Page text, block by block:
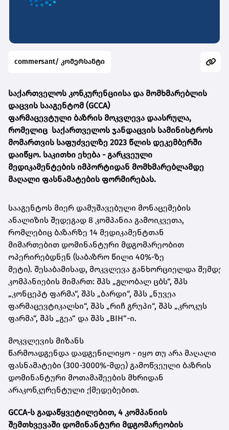
commersant/ კომერსანტი
საქართველოს კონკურენციისა და მომხმარებლის
დაცვის სააგენტომ (GCCA)
ფარმაცევტული ბაზრის მოკვლევა დაასრულა,
რომელიც საქართველოს ჯანდაცვის სამინისტროს
მომართვის საფუძველზე 2023 წლის დეკემბერში
დაიწყო. საკითხი ეხება - გარკვეული
მედიკამენტების იმპორტიდან მომხმარებლამდე
მაღალი ფასნამატების ფორმირებას.
სააგენტოს მიერ დამუშავებული მონაცემების
ანალიზის შედეგად 8 კომპანია გამოიკვეთა,
რომლებიც ბაზარზე 14 მედიკამენტთან
მიმართებით დომინანტური მდგომარეობით
ოპერირებდნენ (საბაზრო წილი 40%-ზე
მეტი). შესაბამისად, მოკვლევა განხორციელდა
კომპანიების მიმართ: შპს „გლობალ ცბს“, შპს
„კონცეპტ ფარმა“, შპს „ბარდი“, შპს „ნუვეა
ფარმაცევტიკალსი“, შპს „რიჩ გრუპი“, შპს „კროკუს
ფარმა“, შპს „გეა“ და შპს „BIH“-ი.
მოკვლევის მიზანს
წარმოადგენდა დადგენილიყო - იყო თუ არა მაღალი
ფასნამატები (300-3000%-მდე) გამოწვეული ბაზრის
დომინანტური მოთამაშეების მხრიდან
არაკონკურენტული ქმედებებით.
GCCA-ს გადაწყვეტილებით, 4 კომპანიის
შემთხვევაში დომინანტური მდგომარეობის